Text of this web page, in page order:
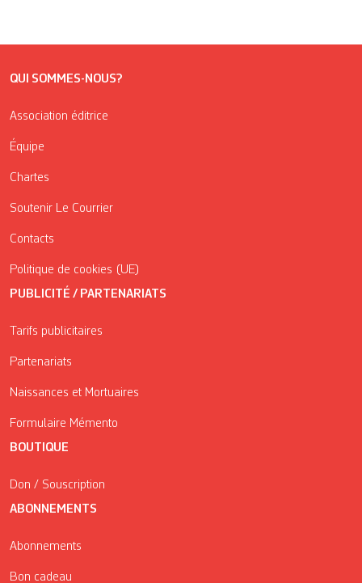
QUI SOMMES-NOUS?
Association éditrice
Équipe
Chartes
Soutenir Le Courrier
Contacts
Politique de cookies (UE)
PUBLICITÉ / PARTENARIATS
Tarifs publicitaires
Partenariats
Naissances et Mortuaires
Formulaire Mémento
BOUTIQUE
Don / Souscription
ABONNEMENTS
Abonnements
Bon cadeau